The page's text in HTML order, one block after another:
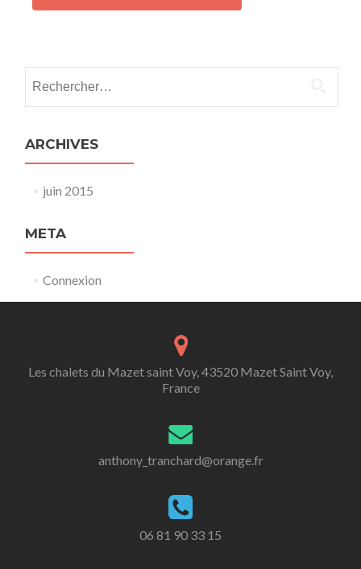
ARCHIVES
juin 2015
META
Connexion
Les chalets du Mazet saint Voy, 43520 Mazet Saint Voy,
France
anthony_tranchard@orange.fr
06 81 90 33 15